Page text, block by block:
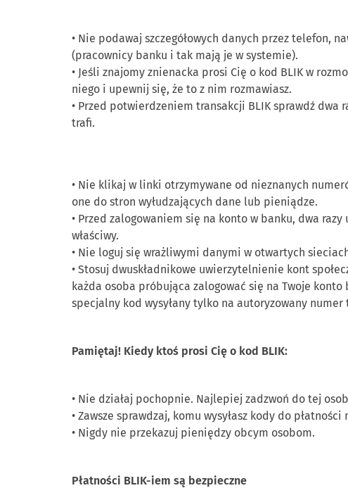
• Nie podawaj szczegółowych danych przez telefon,
(pracownicy banku i tak mają je w systemie).
• Jeśli znajomy znienacka prosi Cię o kod BLIK w
niego i upewnij się, że to z nim rozmawiasz.
• Przed potwierdzeniem transakcji BLIK sprawdź dwa
trafi.
• Nie klikaj w linki otrzymywane od nieznanych
one do stron wyłudzających dane lub pieniądze.
• Przed zalogowaniem się na konto w banku, dwa
właściwy.
• Nie loguj się wrażliwymi danymi w otwartych
• Stosuj dwuskładnikowe uwierzytelnienie kont
każda osoba próbująca zalogować się na Twoje konto
specjalny kod wysyłany tylko na autoryzowany
Pamiętaj! Kiedy ktoś prosi Cię o kod BLIK:
• Nie działaj pochopnie. Najlepiej zadzwoń do tej
• Zawsze sprawdzaj, komu wysyłasz kody do
• Nigdy nie przekazuj pieniędzy obcym osobom.
Płatności BLIK-iem są bezpieczne